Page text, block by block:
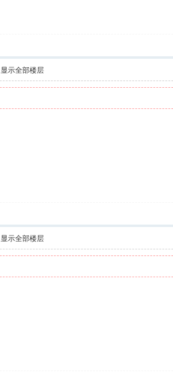
显示全部楼层
显示全部楼层